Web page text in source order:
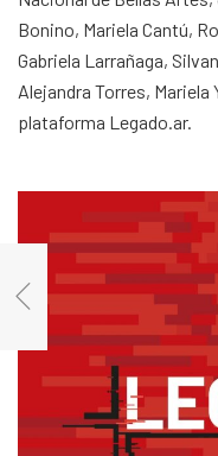
Bonino, Mariela Cantú,
Gabriela Larrañaga,
Alejandra Torres, Mariela
plataforma Legado.ar.